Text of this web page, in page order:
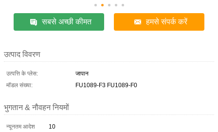
सबसे अच्छी कीमत हमसे संपर्क करें
उत्पाद विवरण
उत्पत्ति के प्लेस:
जापान
मॉडल संख्या:
FU1089-F3 FU1089-F0
भुगतान & नौवहन नियमों
न्यूनतम आदेश
10